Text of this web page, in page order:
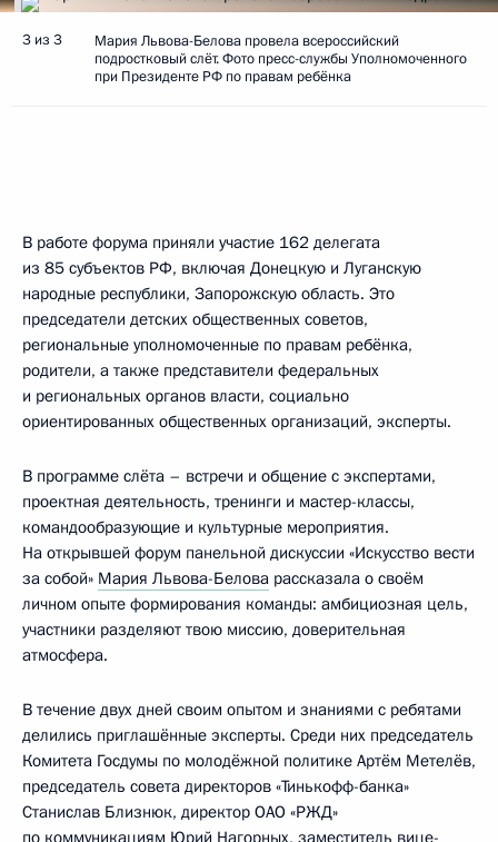
3 из 3
Мария Львова-Белова провела всероссийский
подростковый слёт. Фото пресс-службы Уполномоченного
при Президенте РФ по правам ребёнка
В работе форума приняли участие 162 делегата
из 85 субъектов РФ, включая Донецкую и Луганскую
народные республики, Запорожскую область. Это
председатели детских общественных советов,
региональные уполномоченные по правам ребёнка,
родители, а также представители федеральных
и региональных органов власти, социально
ориентированных общественных организаций, эксперты.
В программе слёта – встречи и общение с экспертами,
проектная деятельность, тренинги и мастер-классы,
командообразующие и культурные мероприятия.
На открывшей форум панельной дискуссии «Искусство вести
за собой» Мария Львова-Белова рассказала о своём
личном опыте формирования команды: амбициозная цель,
участники разделяют твою миссию, доверительная
атмосфера.
В течение двух дней своим опытом и знаниями с ребятами
делились приглашённые эксперты. Среди них председатель
Комитета Госдумы по молодёжной политике Артём Метелёв,
председатель совета директоров «Тинькофф-банка»
Станислав Близнюк, директор ОАО «РЖД»
по коммуникациям Юрий Нагорных, заместитель вице-